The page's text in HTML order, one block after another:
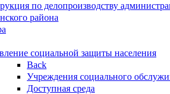
по делопроизводству
района
социальной защиты населения
Back
Учреждения социального
Доступная среда